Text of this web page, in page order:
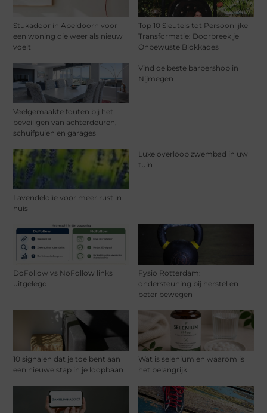
Stukadoor in Apeldoorn voor
een woning die weer als nieuw
voelt
Top 10 Sleutels tot Persoonlijke
Transformatie: Doorbreek je
Onbewuste Blokkades
Veelgemaakte fouten bij het
beveiligen van achterdeuren,
schuifpuien en garages
Vind de beste barbershop in
Nijmegen
Lavendelolie voor meer rust in
huis
Luxe overloop zwembad in uw
tuin
DoFollow vs NoFollow links
uitgelegd
Fysio Rotterdam:
ondersteuning bij herstel en
beter bewegen
10 signalen dat je toe bent aan
een nieuwe stap in je loopbaan
Wat is selenium en waarom is
het belangrijk